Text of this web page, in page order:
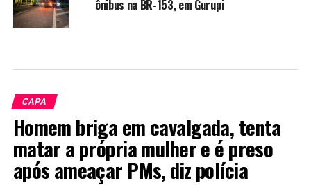
ônibus na BR-153, em Gurupi
CAPA
Homem briga em cavalgada, tenta
matar a própria mulher e é preso
após ameaçar PMs, diz polícia